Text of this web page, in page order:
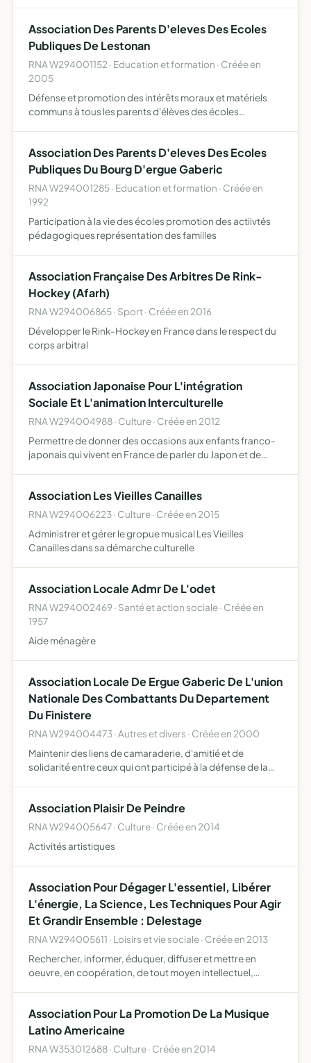
Association Des Parents D'eleves Des Ecoles
Publiques De Lestonan
RNA W294001152 · Education et formation · Créée en
2005
Défense et promotion des intérêts moraux et matériels
communs à tous les parents d'élèves des écoles
Association Des Parents D'eleves Des Ecoles
Publiques Du Bourg D'ergue Gaberic
RNA W294001285 · Education et formation · Créée en
1992
Participation à la vie des écoles promotion des actiivtés
pédagogiques représentation des familles
Association Française Des Arbitres De Rink-
Hockey (Afarh)
RNA W294006865 · Sport · Créée en 2016
Développer le Rink-Hockey en France dans le respect du
corps arbitral
Association Japonaise Pour L'intégration
Sociale Et L'animation Interculturelle
RNA W294004988 · Culture · Créée en 2012
Permettre de donner des occasions aux enfants franco-
japonais qui vivent en France de parler du Japon et de
Association Les Vieilles Canailles
RNA W294006223 · Culture · Créée en 2015
Administrer et gérer le gropue musical Les Vieilles
Canailles dans sa démarche culturelle
Association Locale Admr De L'odet
RNA W294002469 · Santé et action sociale · Créée en
1957
Aide ménagère
Association Locale De Ergue Gaberic De L'union
Nationale Des Combattants Du Departement
Du Finistere
RNA W294004473 · Autres et divers · Créée en 2000
Maintenir des liens de camaraderie, d'amitié et de
solidarité entre ceux qui ont participé à la défense de la
Association Plaisir De Peindre
RNA W294005647 · Culture · Créée en 2014
Activités artistiques
Association Pour Dégager L'essentiel, Libérer
L'énergie, La Science, Les Techniques Pour Agir
Et Grandir Ensemble : Delestage
RNA W294005611 · Loisirs et vie sociale · Créée en 2013
Rechercher, informer, éduquer, diffuser et mettre en
oeuvre, en coopération, de tout moyen intellectuel,
l'épanouissement …
Association Pour La Promotion De La Musique
Latino Americaine
RNA W353012688 · Culture · Créée en 2014